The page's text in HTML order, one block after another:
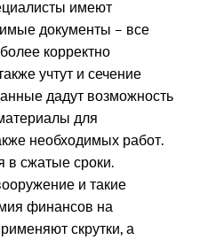
имеют
документы – все
корректно
учтут и сечение
дадут возможность
для
необходимых работ.
в сжатые сроки.
и такие
финансов на
скрутки, а